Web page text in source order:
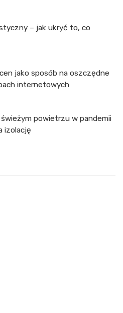
– jak ukryć to, co
jako sposób na oszczędne
internetowych
powietrzu w pandemii
izolację